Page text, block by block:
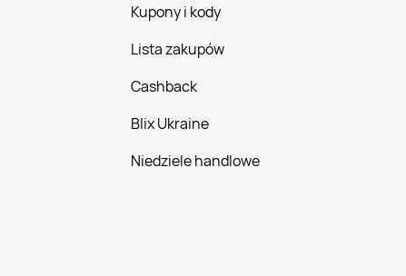
Kupony i kody
Lista zakupów
Cashback
Blix Ukraine
Niedziele handlowe